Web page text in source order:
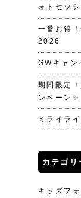
ォトセッ
一番お得
2026
GWキャン
期間限定
ンペーン✨
ミライラ
カテゴリ
キッズフォ